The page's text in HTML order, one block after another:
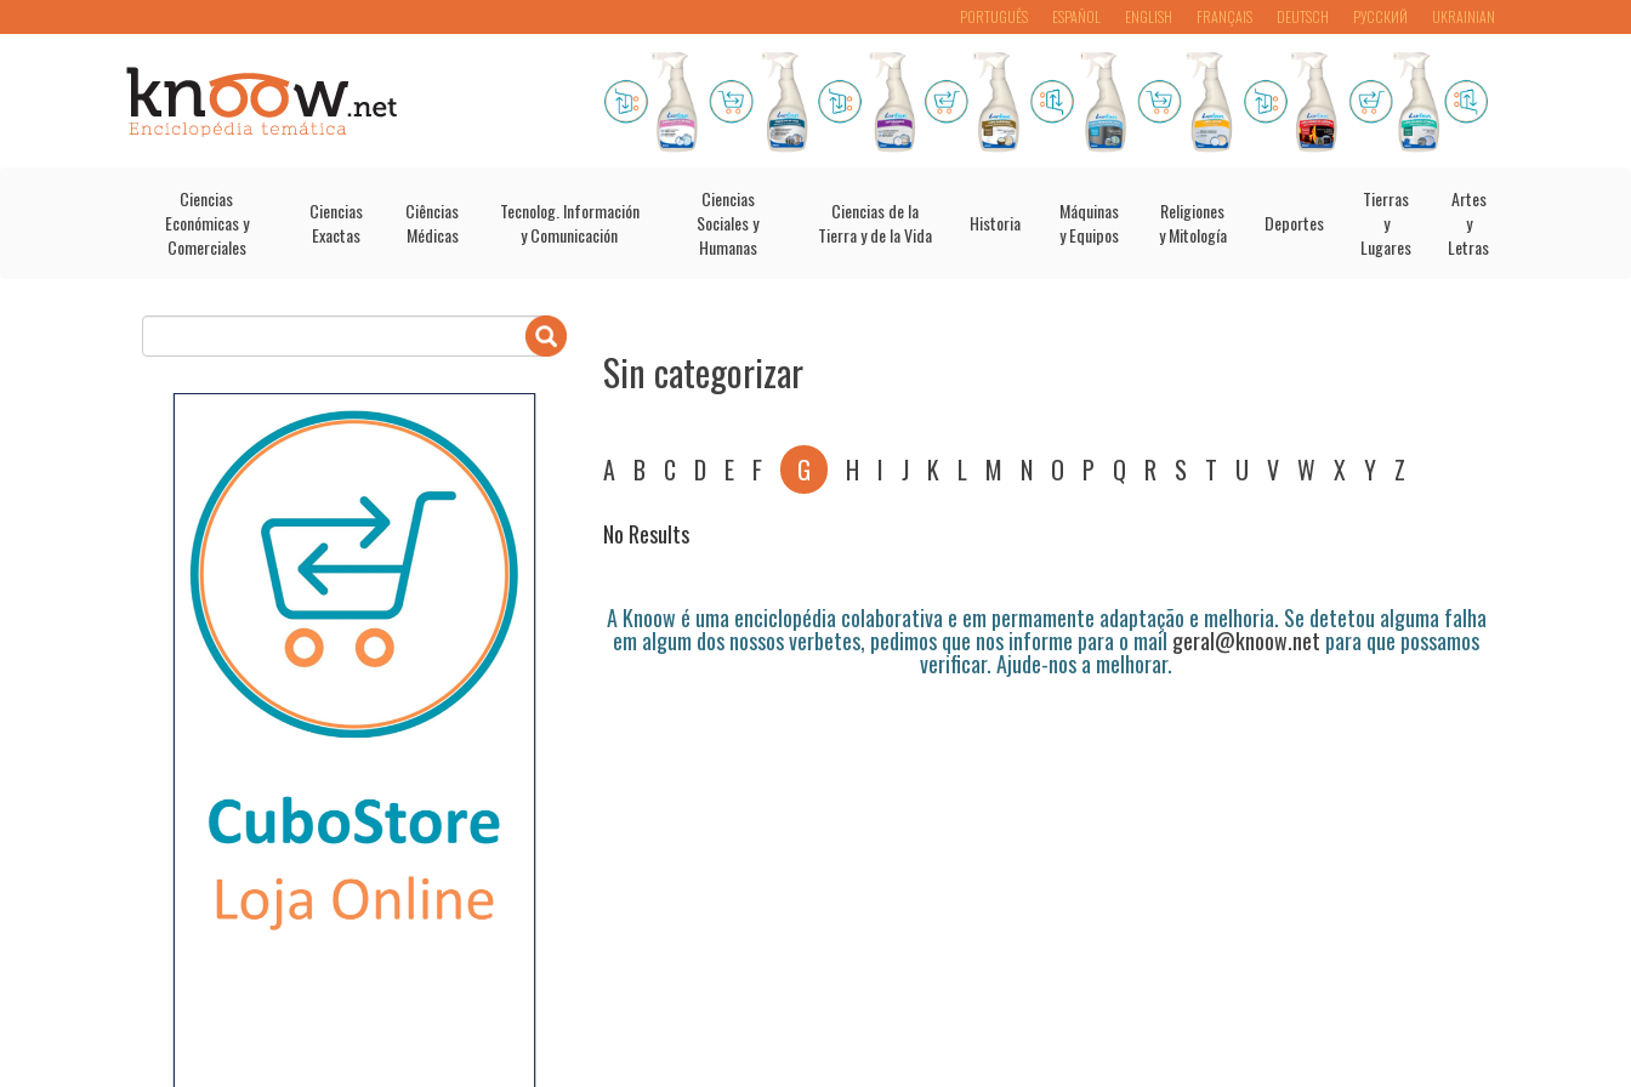
PORTUGUÊS ESPAÑOL ENGLISH FRANÇAIS DEUTSCH РУССКИЙ UKRAINIAN
Ciencias
Económicas y
Comerciales
Ciencias
Exactas
Ciências
Médicas
Tecnolog. Información
y Comunicación
Ciencias
Sociales y
Humanas
Ciencias de la
Tierra y de la Vida
Historia
Máquinas
y Equipos
Religiones
y Mitología
Deportes
Tierras
y
Lugares
Artes
y
Letras
Sin categorizar
A B C D E F G H I J K L M N O P Q R S T U V W X Y Z
No Results
A Knoow é uma enciclopédia colaborativa e em permamente adaptação e melhoria. Se detetou alguma falha
em algum dos nossos verbetes, pedimos que nos informe para o mail geral@knoow.net para que possamos
verificar. Ajude-nos a melhorar.